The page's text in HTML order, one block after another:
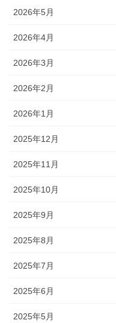
2026年5月
2026年4月
2026年3月
2026年2月
2026年1月
2025年12月
2025年11月
2025年10月
2025年9月
2025年8月
2025年7月
2025年6月
2025年5月